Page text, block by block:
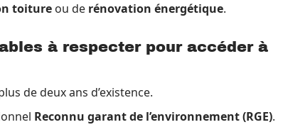
toiture ou de rénovation énergétique.
à respecter pour accéder à
de deux ans d’existence.
Reconnu garant de l’environnement (RGE).